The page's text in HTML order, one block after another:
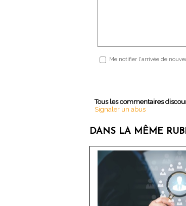
Me notifier l'arrivée de
Tous les commentaires
Signaler un abus
DANS LA MÊME